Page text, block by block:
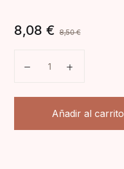
8,08 € 8,50€
Añadir al carrito